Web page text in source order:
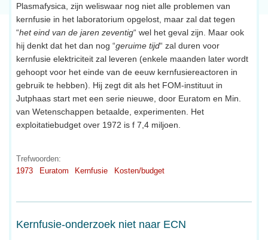
Plasmafysica, zijn weliswaar nog niet alle problemen van
kernfusie in het laboratorium opgelost, maar zal dat tegen
“het eind van de jaren zeventig“ wel het geval zijn. Maar ook
hij denkt dat het dan nog “geruime tijd“ zal duren voor
kernfusie elektriciteit zal leveren (enkele maanden later wordt
gehoopt voor het einde van de eeuw kernfusiereactoren in
gebruik te hebben). Hij zegt dit als het FOM-instituut in
Jutphaas start met een serie nieuwe, door Euratom en Min.
van Wetenschappen betaalde, experimenten. Het
exploitatiebudget over 1972 is f 7,4 miljoen.
Trefwoorden:
1973
Euratom Kernfusie Kosten/budget
Kernfusie-onderzoek niet naar ECN